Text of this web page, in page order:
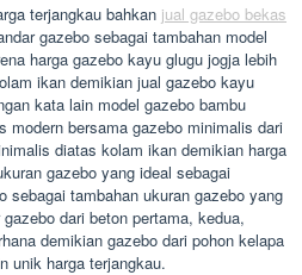
terjangkau bahkan jual gazebo bekas
gazebo sebagai tambahan model
harga gazebo kayu glugu jogja lebih
ikan demikian jual gazebo kayu
kata lain model gazebo bambu
modern bersama gazebo minimalis dari
diatas kolam ikan demikian harga
gazebo yang ideal sebagai
sebagai tambahan ukuran gazebo yang
dari beton pertama, kedua,
demikian gazebo dari pohon kelapa
unik harga terjangkau.